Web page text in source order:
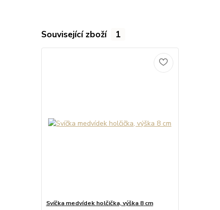
Související zboží 1
Svíčka medvídek holčička, výška 8 cm